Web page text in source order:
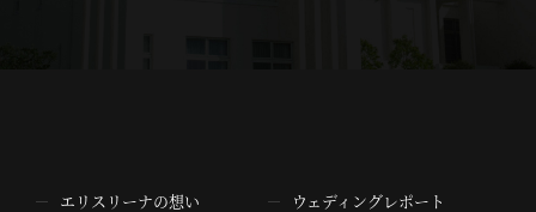
エリスリーナの想い ウェディングレポート